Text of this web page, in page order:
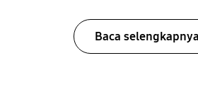
Baca selengkapnya